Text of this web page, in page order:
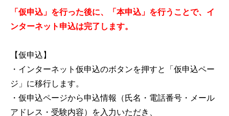
「仮申込」を行った後に、「本申込」を行うことで、イ
ンターネット申込は完了します。
【仮申込】
・インターネット仮申込のボタンを押すと「仮申込ペー
ジ」に移行します。
・仮申込ページから申込情報（氏名・電話番号・メール
アドレス・受験内容）を入力いただき、